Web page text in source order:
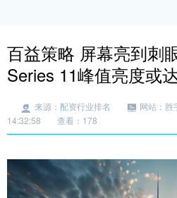
百益策略 屏幕亮到刺
Series 11峰值亮度或
来源：配资行业排名 网站：胜
14:32:58
查看：178